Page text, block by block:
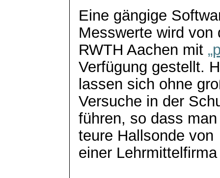
Eine gängige
Messwerte wird von
RWTH Aachen mit „
Verfügung gestellt.
lassen sich ohne
Versuche in der
führen, so dass
teure Hallsonde von
einer